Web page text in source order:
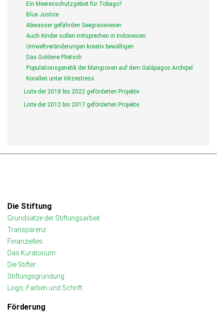
Ein Meeresschutzgebiet für Tobago?
Blue Justice
Abwasser gefährden Seegraswiesen
Auch Kinder sollen mitsprechen in Indonesien
Umweltveränderungen kreativ bewältigen
Das Goldene Plietsch
Populationsgenetik der Mangroven auf dem Galápagos Archipel
Korallen unter Hitzestress
Liste der 2018 bis 2022 geförderten Projekte
Liste der 2012 bis 2017 geförderten Projekte
Die Stiftung
Grundsätze der Stiftungsarbeit
Transparenz
Finanzielles
Das Kuratorium
Die Stifter
Stiftungsgründung
Logo, Farben und Schrift
Förderung